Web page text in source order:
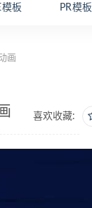
模板 PR模板
画
喜欢收藏: